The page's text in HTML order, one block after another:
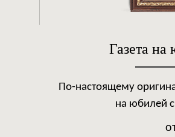
Газета
По-настоящему
на юбилей